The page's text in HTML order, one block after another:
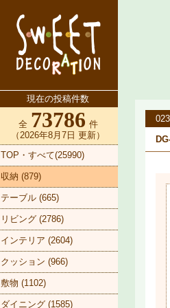
現在の投稿件数
全 73786 件
（2026年8月7日 更新）
TOP・すべて(25990)
収納 (879)
テーブル (665)
リビング (2786)
インテリア (2604)
クッション (966)
敷物 (1102)
ダイニング (1585)